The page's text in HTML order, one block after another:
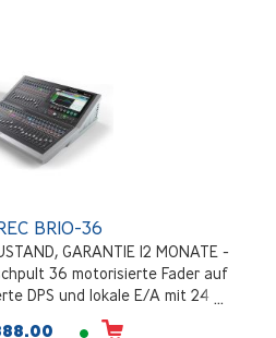
BRIO-36
GARANTIE 12 MONATE -
36 motorisierte Fader auf
DPS und lokale E/A mit 24
16 Line-Ausgängen, 8 AES-